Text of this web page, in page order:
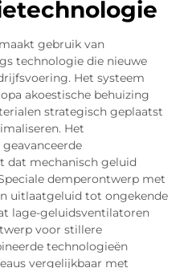
gebruik van
technologie die nieuwe
Het systeem
akoestische behuizing
strategisch geplaatst
Het
dat mechanisch geluid
demperontwerp met
uitlaatgeluid tot ongekende
lage-geluidsventilatoren
voor stillere
technologieën
vergelijkbaar met